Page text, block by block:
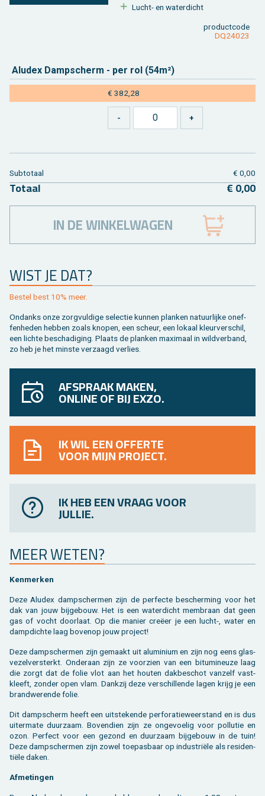
Lucht- en wa­ter­dicht
product­code
DQ24023
Aludex Damp­scherm - per rol (54m²)
€ 382,28
WIST JE DAT?
Be­stel best 10% meer.
On­danks onze zorg­vul­di­ge se­lec­tie kun­nen plan­ken na­tuur­lij­ke on­ef­
fen­he­den heb­ben zoals kno­pen, een scheur, een lo­kaal kleur­ver­schil,
een lich­te be­scha­di­ging. Plaats de plan­ken maxi­maal in wild­ver­band,
zo heb je het min­ste ver­zaagd ver­lies.
Sub­to­taal € 0,00
To­taal € 0,00
IN DE WINKELWAGEN
AFSPRAAK MAKEN,
ONLINE OF BIJ EXZO.
IK WIL EEN OFFERTE
VOOR MIJN PROJECT.
IK HEB EEN VRAAG VOOR
JULLIE.
MEER WETEN?
Ken­mer­ken
Deze Aludex damp­scher­men zijn de per­fec­te be­scher­ming voor het
dak van jouw bij­ge­bouw. Het is een wa­ter­dicht mem­braan dat geen
gas of vocht door­laat. Op die ma­nier creëer je een lucht-, water en
damp­dich­te laag bo­ven­op jouw pro­ject!
Deze damp­scher­men zijn ge­maakt uit alu­mi­ni­um en zijn nog eens glas­
ve­zel­ver­sterkt. On­der­aan zijn ze voor­zien van een bi­tu­mi­neu­ze laag
die zorgt dat de folie vlot aan het hou­ten dak­be­schot van­zelf vast­
kleeft, zon­der open vlam. Dank­zij deze ver­schil­len­de lagen krijg je een
brand­we­ren­de folie.
Dit damp­scherm heeft een uit­ste­ken­de per­fo­ra­tie­weer­stand en is dus
ui­ter­ma­te duur­zaam. Bo­ven­dien zijn ze on­ge­voe­lig voor pol­lu­tie en
ozon. Per­fect voor een ge­zond en duur­zaam bij­ge­bouw in de tuin!
Deze damp­scher­men zijn zowel toe­pas­baar op in­du­striële als re­si­den­
tiële daken.
Af­me­tin­gen